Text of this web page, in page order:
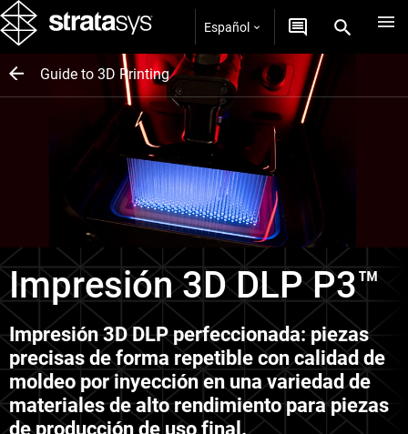
Español
Guide to 3D Printing
Impresión 3D DLP P3™
Impresión 3D DLP perfeccionada: piezas
precisas de forma repetible con calidad de
moldeo por inyección en una variedad de
materiales de alto rendimiento para piezas
de producción de uso final.